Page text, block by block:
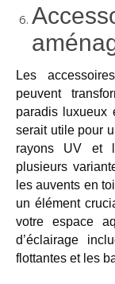
Les
peuvent
paradis luxueux
serait utile pour
rayons UV et
plusieurs
les auvents en
un élément
votre espace
d’éclairage
flottantes et les